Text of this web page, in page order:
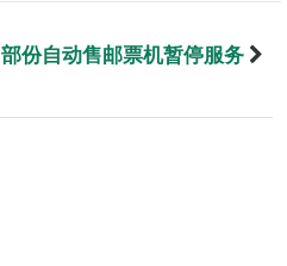
部份自动售邮票机暂停服务